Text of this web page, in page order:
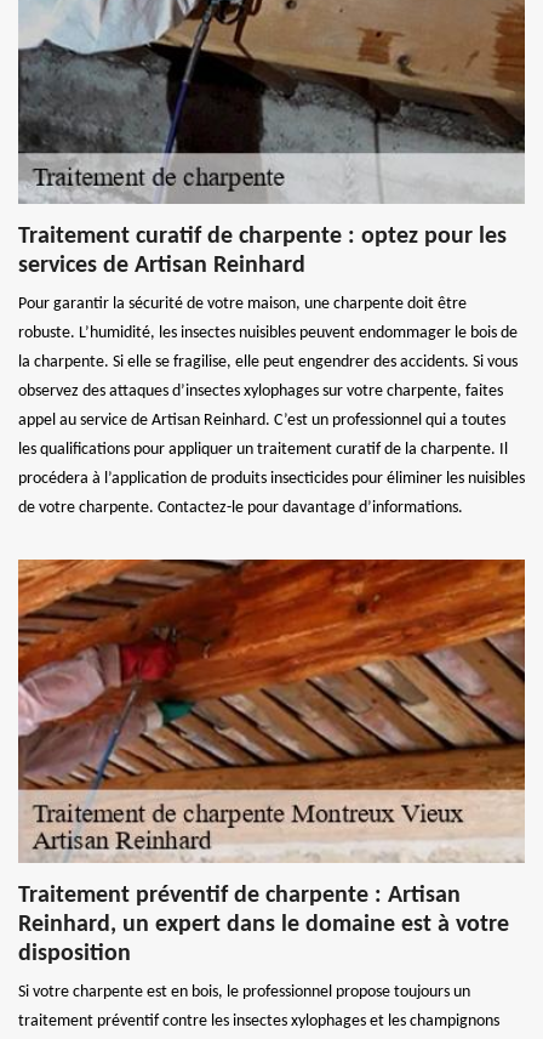
Traitement curatif de charpente : optez pour les
services de Artisan Reinhard
Pour garantir la sécurité de votre maison, une charpente doit être
robuste. L’humidité, les insectes nuisibles peuvent endommager le bois de
la charpente. Si elle se fragilise, elle peut engendrer des accidents. Si vous
observez des attaques d’insectes xylophages sur votre charpente, faites
appel au service de Artisan Reinhard. C’est un professionnel qui a toutes
les qualifications pour appliquer un traitement curatif de la charpente. Il
procédera à l’application de produits insecticides pour éliminer les nuisibles
de votre charpente. Contactez-le pour davantage d’informations.
Traitement préventif de charpente : Artisan
Reinhard, un expert dans le domaine est à votre
disposition
Si votre charpente est en bois, le professionnel propose toujours un
traitement préventif contre les insectes xylophages et les champignons